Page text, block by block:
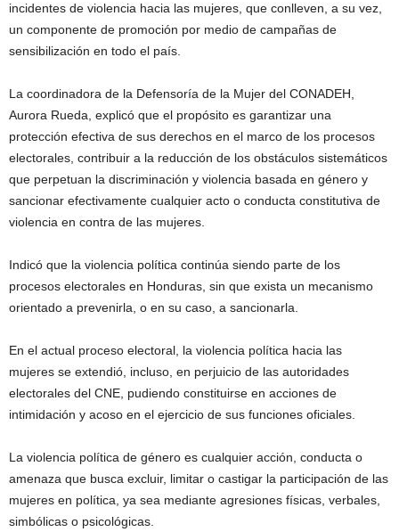
incidentes de violencia hacia las mujeres, que conlleven, a su vez,
un componente de promoción por medio de campañas de
sensibilización en todo el país.
La coordinadora de la Defensoría de la Mujer del CONADEH,
Aurora Rueda, explicó que el propósito es garantizar una
protección efectiva de sus derechos en el marco de los procesos
electorales, contribuir a la reducción de los obstáculos sistemáticos
que perpetuan la discriminación y violencia basada en género y
sancionar efectivamente cualquier acto o conducta constitutiva de
violencia en contra de las mujeres.
Indicó que la violencia política continúa siendo parte de los
procesos electorales en Honduras, sin que exista un mecanismo
orientado a prevenirla, o en su caso, a sancionarla.
En el actual proceso electoral, la violencia política hacia las
mujeres se extendió, incluso, en perjuicio de las autoridades
electorales del CNE, pudiendo constituirse en acciones de
intimidación y acoso en el ejercicio de sus funciones oficiales.
La violencia política de género es cualquier acción, conducta o
amenaza que busca excluir, limitar o castigar la participación de las
mujeres en política, ya sea mediante agresiones físicas, verbales,
simbólicas o psicológicas.